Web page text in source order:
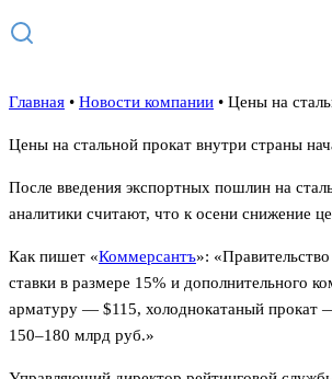
Главная • Новости компании • Цены на
Цены на стальной прокат внутри страны
После введения экспортных пошлин на
аналитики считают, что к осени снижение
Как пишет «Коммерсантъ»:
ставки в размере 15% и дополнительного
арматуру — $115, холоднокатаный прокат
150–180 млрд руб.»